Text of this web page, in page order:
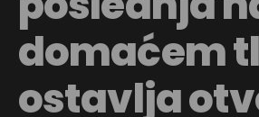
domaćem
ostavlja